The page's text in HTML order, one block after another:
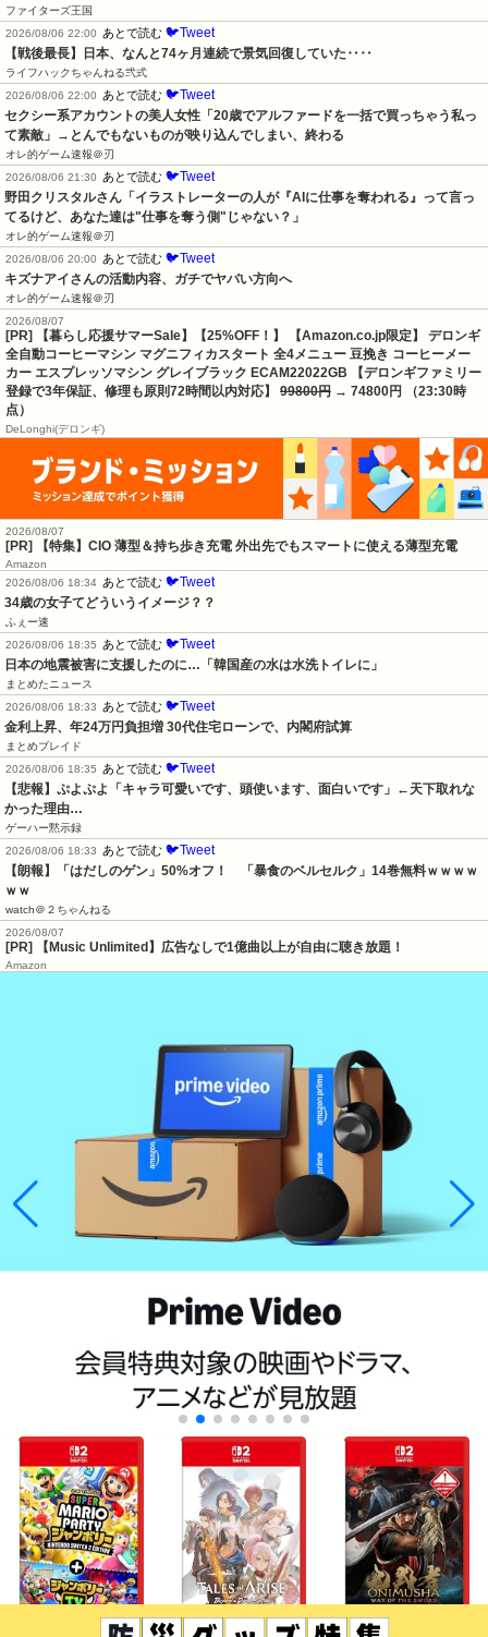
ファイターズ王国
2026/08/06 22:00
あとで読む 🐦Tweet
【戦後最長】日本、なんと74ヶ月連続で景気回復していた‥‥
ライフハックちゃんねる弐式
2026/08/06 22:00
あとで読む 🐦Tweet
セクシー系アカウントの美人女性「20歳でアルファードを一括で買っちゃう私っ
て素敵」→とんでもないものが映り込んでしまい、終わる
オレ的ゲーム速報＠刃
2026/08/06 21:30
あとで読む 🐦Tweet
野田クリスタルさん「イラストレーターの人が『AIに仕事を奪われる』って言っ
てるけど、あなた達は"仕事を奪う側"じゃない？」
オレ的ゲーム速報＠刃
2026/08/06 20:00
あとで読む 🐦Tweet
キズナアイさんの活動内容、ガチでヤバい方向へ
オレ的ゲーム速報＠刃
2026/08/07
[PR] 【暮らし応援サマーSale】【25%OFF！】 【Amazon.co.jp限定】 デロンギ
全自動コーヒーマシン マグニフィカスタート 全4メニュー 豆挽き コーヒーメー
カー エスプレッソマシン グレイブラック ECAM22022GB 【デロンギファミリー
登録で3年保証、修理も原則72時間以内対応】 99800円 → 74800円 （23:30時
点）
DeLonghi(デロンギ)
2026/08/07
[PR] 【特集】CIO 薄型＆持ち歩き充電 外出先でもスマートに使える薄型充電
Amazon
2026/08/06 18:34 あとで読む 🐦Tweet
34歳の女子てどういうイメージ？？
ふぇー速
2026/08/06 18:35 あとで読む 🐦Tweet
日本の地震被害に支援したのに…「韓国産の水は水洗トイレに」
まとめたニュース
2026/08/06 18:33 あとで読む 🐦Tweet
金利上昇、年24万円負担増 30代住宅ローンで、内閣府試算
まとめブレイド
2026/08/06 18:35 あとで読む 🐦Tweet
【悲報】ぷよぷよ「キャラ可愛いです、頭使います、面白いです」←天下取れな
かった理由…
ゲーハー黙示録
2026/08/06 18:33 あとで読む 🐦Tweet
【朗報】「はだしのゲン」50%オフ！　「暴食のベルセルク」14巻無料ｗｗｗｗ
ｗｗ
watch＠２ちゃんねる
2026/08/07
[PR] 【Music Unlimited】広告なしで1億曲以上が自由に聴き放題！
Amazon